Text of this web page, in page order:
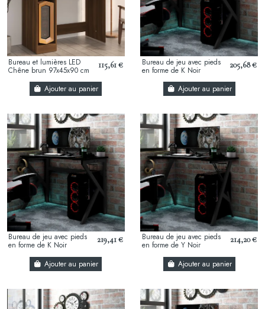
Bureau et lumières LED
Chêne brun 97x45x90 cm
115,61 €
Ajouter au panier
Bureau de jeu avec pieds
en forme de K Noir
205,68 €
Ajouter au panier
Bureau de jeu avec pieds
en forme de K Noir
219,41 €
Ajouter au panier
Bureau de jeu avec pieds
en forme de Y Noir
214,20 €
Ajouter au panier